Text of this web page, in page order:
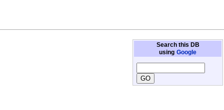
Search this DB
using Google